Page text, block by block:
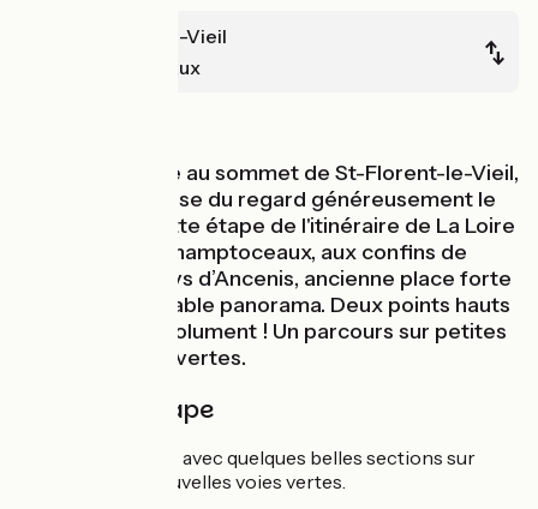
St-Florent-le-Vieil
Champtoceaux
Du Mont Glonne au sommet de St-Florent-le-Vieil,
d’où l’on embrasse du regard généreusement le
Val de Loire, cette étape de l'itinéraire de La Loire
à Vélo rejoint Champtoceaux, aux confins de
l’Anjou et du pays d’Ancenis, ancienne place forte
et autre formidable panorama. Deux points hauts
à conquérir absolument ! Un parcours sur petites
routes et voies vertes.
Détail de l'étape
Sur petites routes avec quelques belles sections sur
chemins et de nouvelles voies vertes.